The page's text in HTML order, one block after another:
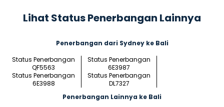
Lihat Status Penerbangan Lainnya
Penerbangan dari Sydney ke Bali
Status Penerbangan
QF5563
Status Penerbangan
6E3987
Status Penerbangan
6E3988
Status Penerbangan
DL7327
Penerbangan Lainnya ke Bali